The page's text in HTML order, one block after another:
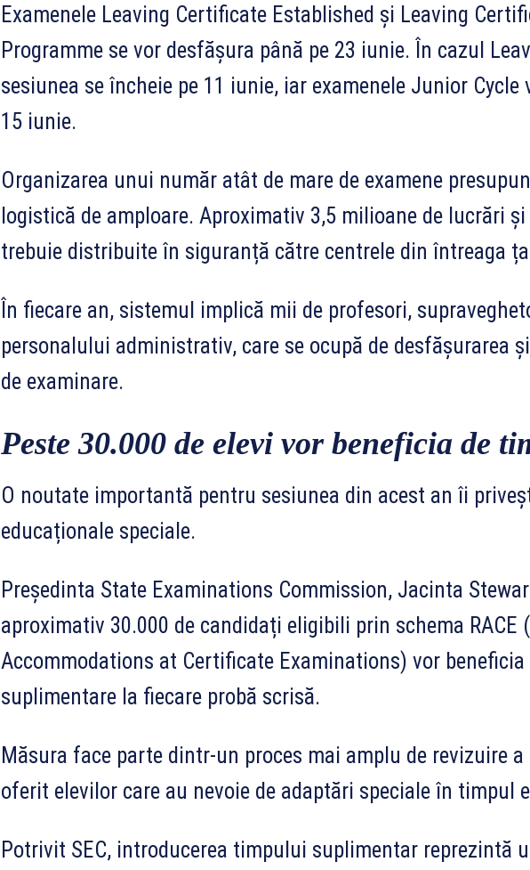
Examenele Leaving Certificate Established și Leaving
Programme se vor desfășura până pe 23 iunie. În cazul
sesiunea se încheie pe 11 iunie, iar examenele Junior
15 iunie.
Organizarea unui număr atât de mare de examene
logistică de amploare. Aproximativ 3,5 milioane de lucrări
trebuie distribuite în siguranță către centrele din întreaga
În fiecare an, sistemul implică mii de profesori,
personalului administrativ, care se ocupă de desfășurarea
de examinare.
Peste 30.000 de elevi vor beneficia de
O noutate importantă pentru sesiunea din acest an îi
educaționale speciale.
Președinta State Examinations Commission, Jacinta
aproximativ 30.000 de candidați eligibili prin schema RACE
Accommodations at Certificate Examinations) vor beneficia
suplimentare la fiecare probă scrisă.
Măsura face parte dintr-un proces mai amplu de revizuire
oferit elevilor care au nevoie de adaptări speciale în timpul
Potrivit SEC, introducerea timpului suplimentar reprezintă